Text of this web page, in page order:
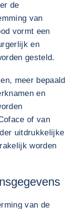
de
van
vormt een
en
gesteld.
meer bepaald
en
of van
uitdrukkelijke
worden
van de